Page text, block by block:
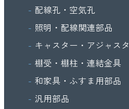
配線孔・空気孔
照明・配線関連部品
キャスター・アジャス
棚受・棚柱・連結金具
和家具・ふすま用部品
汎用部品